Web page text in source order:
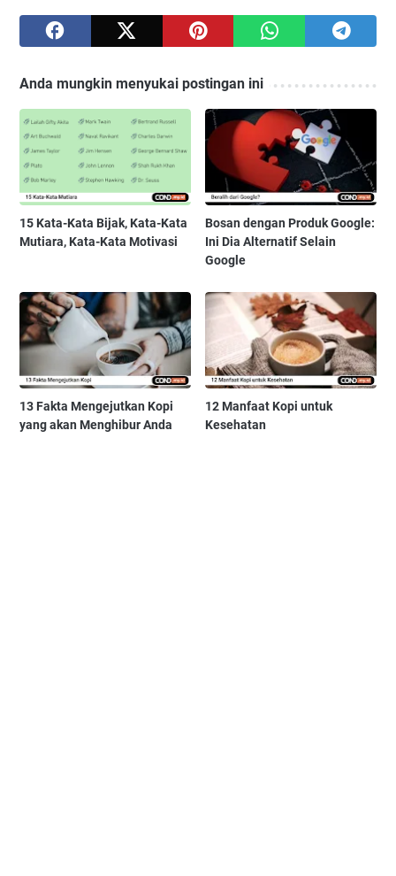
Anda mungkin menyukai postingan ini
15 Kata-Kata Bijak, Kata-Kata
Mutiara, Kata-Kata Motivasi
Bosan dengan Produk Google:
Ini Dia Alternatif Selain
Google
13 Fakta Mengejutkan Kopi
yang akan Menghibur Anda
12 Manfaat Kopi untuk
Kesehatan